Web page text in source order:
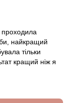
проходила
найкращий
тільки
кращий ніж я